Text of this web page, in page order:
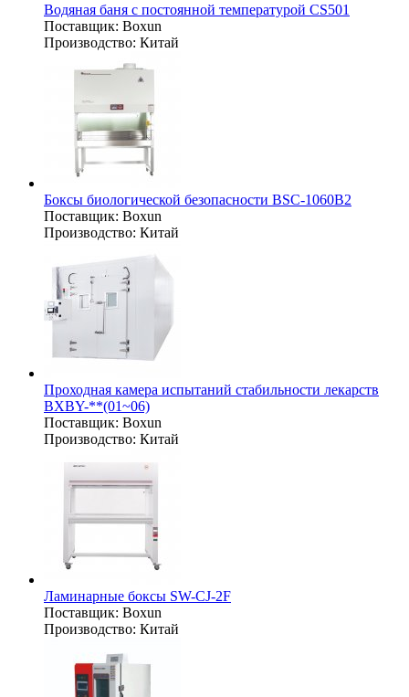
Водяная баня с постоянной температурой CS501
Поставщик: Boxun
Производство: Китай
Боксы биологической безопасности BSC-1060B2
Поставщик: Boxun
Производство: Китай
Проходная камера испытаний стабильности лекарств
BXBY-**(01~06)
Поставщик: Boxun
Производство: Китай
Ламинарные боксы SW-CJ-2F
Поставщик: Boxun
Производство: Китай